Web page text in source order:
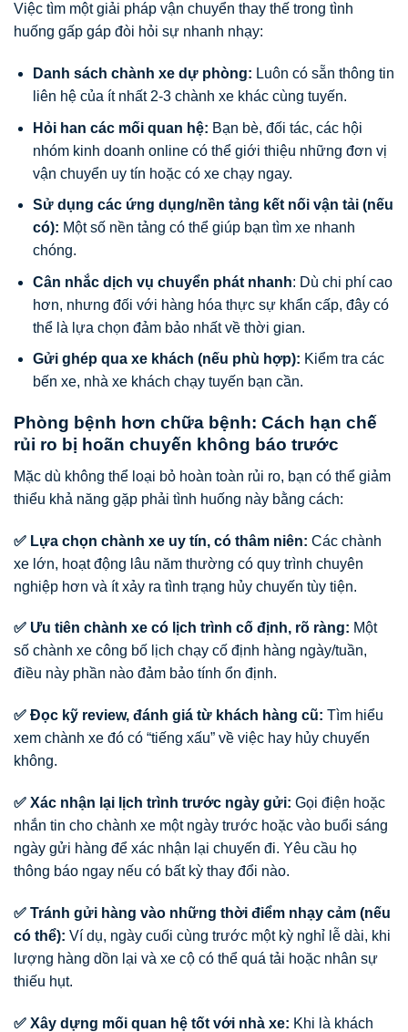
Việc tìm một giải pháp vận chuyển thay thế trong tình
huống gấp gáp đòi hỏi sự nhanh nhạy:
Danh sách chành xe dự phòng: Luôn có sẵn thông tin
liên hệ của ít nhất 2-3 chành xe khác cùng tuyến.
Hỏi han các mối quan hệ: Bạn bè, đối tác, các hội
nhóm kinh doanh online có thể giới thiệu những đơn vị
vận chuyển uy tín hoặc có xe chạy ngay.
Sử dụng các ứng dụng/nền tảng kết nối vận tải (nếu
có): Một số nền tảng có thể giúp bạn tìm xe nhanh
chóng.
Cân nhắc dịch vụ chuyển phát nhanh: Dù chi phí cao
hơn, nhưng đối với hàng hóa thực sự khẩn cấp, đây có
thể là lựa chọn đảm bảo nhất về thời gian.
Gửi ghép qua xe khách (nếu phù hợp): Kiểm tra các
bến xe, nhà xe khách chạy tuyến bạn cần.
Phòng bệnh hơn chữa bệnh: Cách hạn chế
rủi ro bị hoãn chuyến không báo trước
Mặc dù không thể loại bỏ hoàn toàn rủi ro, bạn có thể giảm
thiểu khả năng gặp phải tình huống này bằng cách:
✅ Lựa chọn chành xe uy tín, có thâm niên: Các chành
xe lớn, hoạt động lâu năm thường có quy trình chuyên
nghiệp hơn và ít xảy ra tình trạng hủy chuyến tùy tiện.
✅ Ưu tiên chành xe có lịch trình cố định, rõ ràng: Một
số chành xe công bố lịch chạy cố định hàng ngày/tuần,
điều này phần nào đảm bảo tính ổn định.
✅ Đọc kỹ review, đánh giá từ khách hàng cũ: Tìm hiểu
xem chành xe đó có “tiếng xấu” về việc hay hủy chuyến
không.
✅ Xác nhận lại lịch trình trước ngày gửi: Gọi điện hoặc
nhắn tin cho chành xe một ngày trước hoặc vào buổi sáng
ngày gửi hàng để xác nhận lại chuyến đi. Yêu cầu họ
thông báo ngay nếu có bất kỳ thay đổi nào.
✅ Tránh gửi hàng vào những thời điểm nhạy cảm (nếu
có thể): Ví dụ, ngày cuối cùng trước một kỳ nghỉ lễ dài, khi
lượng hàng dồn lại và xe cộ có thể quá tải hoặc nhân sự
thiếu hụt.
✅ Xây dựng mối quan hệ tốt với nhà xe: Khi là khách